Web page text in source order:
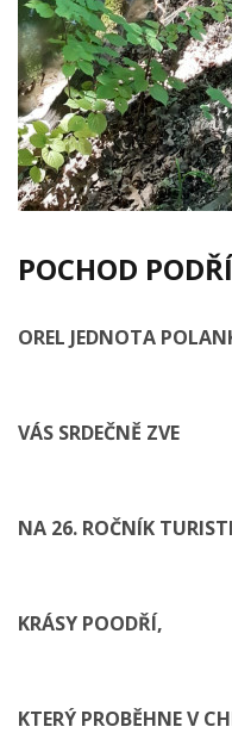
POCHOD
OREL JEDNOTA
VÁS SRDEČNĚ ZVE
NA 26. ROČNÍK
KRÁSY POODŘÍ,
KTERÝ PROBĚHNE V